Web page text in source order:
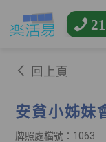
回上頁
安貧小姊妹
牌照處檔號：1063